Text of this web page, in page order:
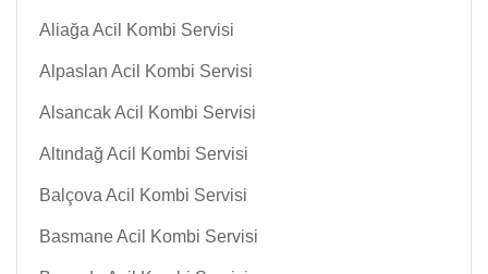
Aliağa Acil Kombi Servisi
Alpaslan Acil Kombi Servisi
Alsancak Acil Kombi Servisi
Altındağ Acil Kombi Servisi
Balçova Acil Kombi Servisi
Basmane Acil Kombi Servisi